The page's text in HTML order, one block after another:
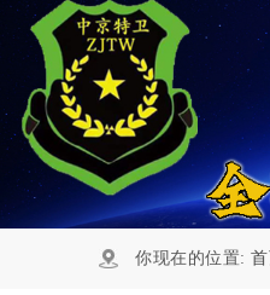
你现在的位置: